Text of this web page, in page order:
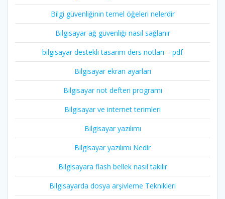
Bilgi güvenliğinin temel öğeleri nelerdir
Bilgisayar ağ güvenliği nasıl sağlanır
bilgisayar destekli tasarim ders notları – pdf
Bilgisayar ekran ayarları
Bilgisayar not defteri programı
Bilgisayar ve internet terimleri
Bilgisayar yazılımı
Bilgisayar yazılımı Nedir
Bilgisayara flash bellek nasıl takılır
Bilgisayarda dosya arşivleme Teknikleri